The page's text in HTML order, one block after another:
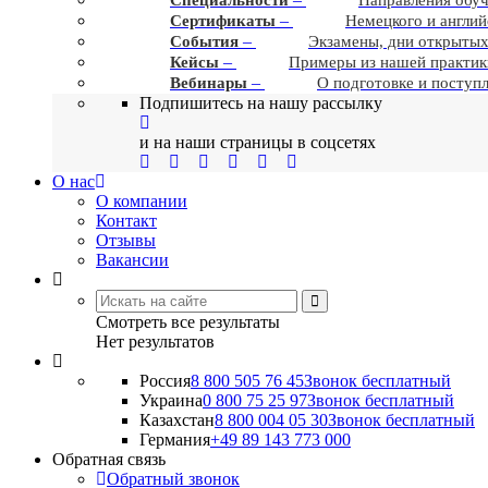
Сертификаты –
Немецкого и
События –
Экзамены, дни
Кейсы –
Примеры из нашей
Вебинары – О подготовке и
Подпишитесь на нашу рассылку
и на наши страницы в соцсетях
О нас
О компании
Контакт
Отзывы
Вакансии
Смотреть все результаты
Нет результатов
Россия8 800 505 76 45Звонок бесплатный
Украина0 800 75 25 97Звонок бесплатный
Казахстан8 800 004 05 30Звонок бесплатный
Германия+49 89 143 773 000
Обратная связь
Обратный звонок